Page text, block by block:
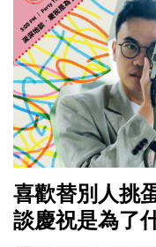
喜歡替別人挑
談慶祝是為了